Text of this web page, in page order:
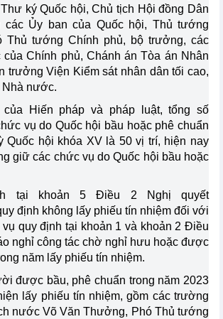
ký Quốc hội, Chủ tịch Hội đồng Dân
các Ủy ban của Quốc hội, Thủ tướng
Thủ tướng Chính phủ, bộ trưởng, các
của Chính phủ, Chánh án Tòa án Nhân
trưởng Viện Kiểm sát nhân dân tối cao,
Nhà nước.
Hiến pháp và pháp luật, tổng số
vụ do Quốc hội bầu hoặc phê chuẩn
Quốc hội khóa XV là 50 vị trí, hiện nay
giữ các chức vụ do Quốc hội bầu hoặc
tại khoản 5 Điều 2 Nghị quyết
định không lấy phiếu tín nhiệm đối với
quy định tại khoản 1 và khoản 2 Điều
nghỉ công tác chờ nghỉ hưu hoặc được
năm lấy phiếu tín nhiệm.
được bầu, phê chuẩn trong năm 2023
lấy phiếu tín nhiệm, gồm các trường
nước Võ Văn Thưởng, Phó Thủ tướng